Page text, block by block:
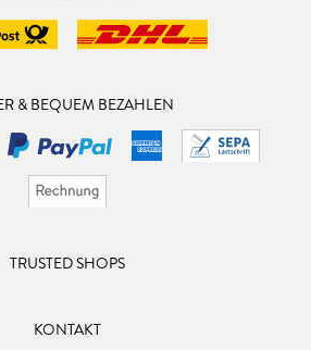
letzte Buch des Autors sein, das ich
bereit.
& BEQUEM BEZAHLEN
TRUSTED SHOPS
KONTAKT